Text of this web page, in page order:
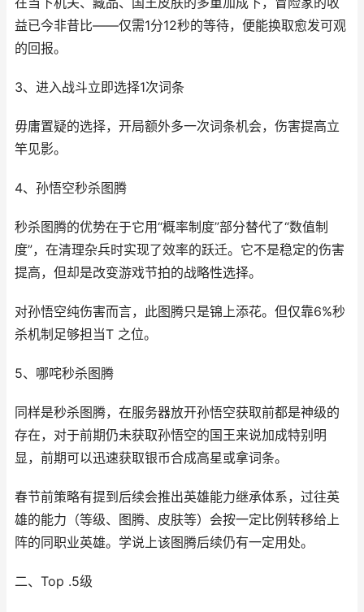
益已今非昔比——仅需1分12秒的等待，便能换取愈发可观
的回报。
3、进入战斗立即选择1次词条
毋庸置疑的选择，开局额外多一次词条机会，伤害提高立
竿见影。
4、孙悟空秒杀图腾
秒杀图腾的优势在于它用“概率制度”部分替代了“数值制
度”，在清理杂兵时实现了效率的跃迁。它不是稳定的伤害
提高，但却是改变游戏节拍的战略性选择。
对孙悟空纯伤害而言，此图腾只是锦上添花。但仅靠6%秒
杀机制足够担当T 之位。
5、哪咤秒杀图腾
同样是秒杀图腾，在服务器放开孙悟空获取前都是神级的
存在，对于前期仍未获取孙悟空的国王来说加成特别明
显，前期可以迅速获取银币合成高星或拿词条。
春节前策略有提到后续会推出英雄能力继承体系，过往英
雄的能力（等级、图腾、皮肤等）会按一定比例转移给上
阵的同职业英雄。学说上该图腾后续仍有一定用处。
二、Top .5级